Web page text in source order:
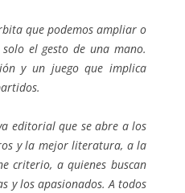
que podemos ampliar o
el gesto de una mano.
y un juego que implica
editorial que se abre a los
y la mejor literatura, a la
criterio, a quienes buscan
y los apasionados. A todos